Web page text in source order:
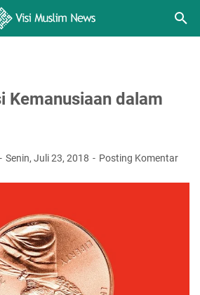
Kemanusiaan dalam
Senin, Juli 23, 2018 Posting Komentar